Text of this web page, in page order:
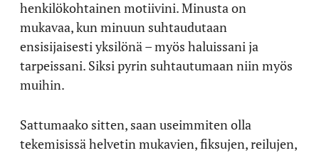
henkilökohtainen motiivini. Minusta on
mukavaa, kun minuun suhtaudutaan
ensisijaisesti yksilönä – myös haluissani ja
tarpeissani. Siksi pyrin suhtautumaan niin myös
muihin.
Sattumaako sitten, saan useimmiten olla
tekemisissä helvetin mukavien, fiksujen, reilujen,